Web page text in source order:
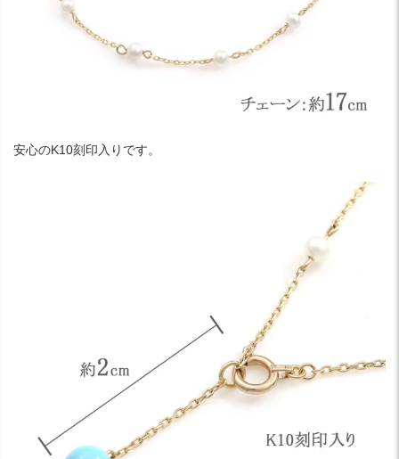
安心のK10刻印入りです。